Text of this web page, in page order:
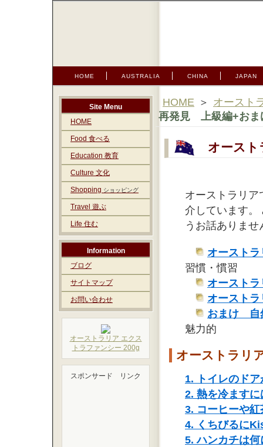
HOME AUSTRALIA CHINA JAPAN
HOME ＞ オースト
再発見 上級編+お
オースト
オーストラリア
介しています。
うお話ありませ
オースト
習慣・慣習
オースト
オースト
おまけ 自
魅力的
オーストラリ
1. トイレのド
2. 熱を冷ます
3. コーヒーや
4. くちびるに
5. ハンカチは
Site Menu
HOME
Food 食べる
Education 教育
Culture 文化
Shopping ショッピング
Travel 遊ぶ
Life 住む
Information
ブログ
サイトマップ
お問い合わせ
オーストラリア エクス
トラファンシー 200g
スポンサード リンク